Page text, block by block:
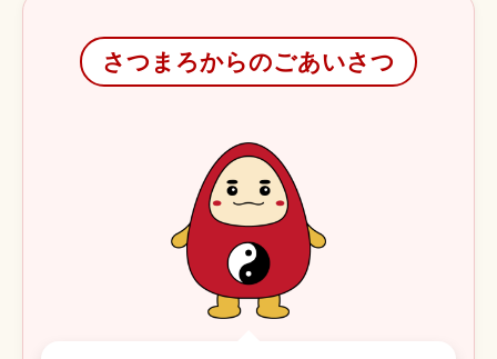
さつまろからのごあいさつ